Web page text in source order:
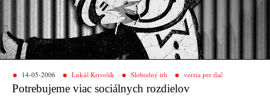
14-05-2006 Lukáš Krivošík Slobodný trh verzia pre tlač
Potrebujeme viac sociálnych rozdielov